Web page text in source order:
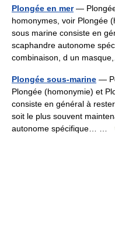
Plongée en mer— Plongée
homonymes, voir Plongée
sous marine consiste en
scaphandre autonome
combinaison, d un
Plongée sous-marine —
Plongée (homonymie) et
consiste en général à
soit le plus souvent
autonome spécifique… …